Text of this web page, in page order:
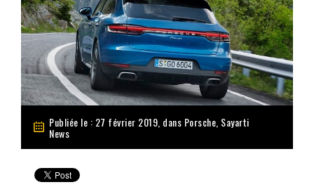
Publiée le : 27 février 2019, dans Porsche Sayarti
News